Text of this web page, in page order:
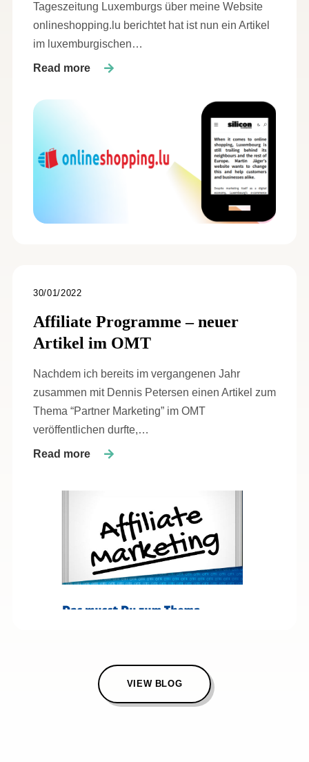
Tageszeitung Luxemburgs über meine Website
onlineshopping.lu berichtet hat ist nun ein Artikel
im luxemburgischen…
Read more
30/01/2022
Affiliate Programme – neuer
Artikel im OMT
Nachdem ich bereits im vergangenen Jahr
zusammen mit Dennis Petersen einen Artikel zum
Thema “Partner Marketing” im OMT
veröffentlichen durfte,…
Read more
VIEW BLOG